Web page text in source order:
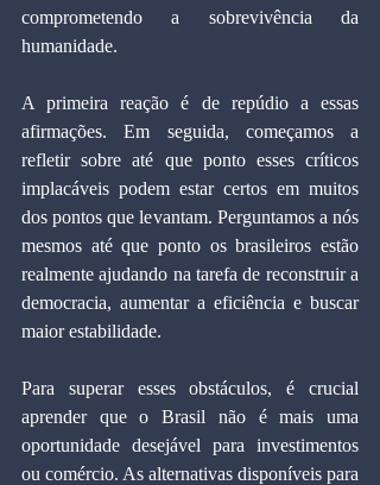
comprometendo a sobrevivência da
humanidade.
A primeira reação é de repúdio a essas
afirmações. Em seguida, começamos a
refletir sobre até que ponto esses críticos
implacáveis podem estar certos em muitos
dos pontos que levantam. Perguntamos a nós
mesmos até que ponto os brasileiros estão
realmente ajudando na tarefa de reconstruir a
democracia, aumentar a eficiência e buscar
maior estabilidade.
Para superar esses obstáculos, é crucial
aprender que o Brasil não é mais uma
oportunidade desejável para investimentos
ou comércio. As alternativas disponíveis para